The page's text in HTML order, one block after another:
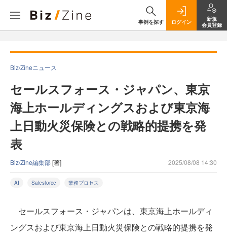
事例を探す ログイン
新規
会員登録
Biz/Zineニュース
セールスフォース・ジャパン、東京
海上ホールディングスおよび東京海
上日動火災保険との戦略的提携を発
表
Biz/Zine編集部[著] 2025/08/08 14:30
AI Salesforce 業務プロセス
セールスフォース・ジャパンは、東京海上ホールディ
ングスおよび東京海上日動火災保険との戦略的提携を発